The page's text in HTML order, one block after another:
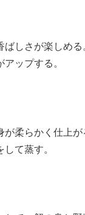
ばしさが楽しめ
ップする。
が柔らかく仕上
て蒸す。